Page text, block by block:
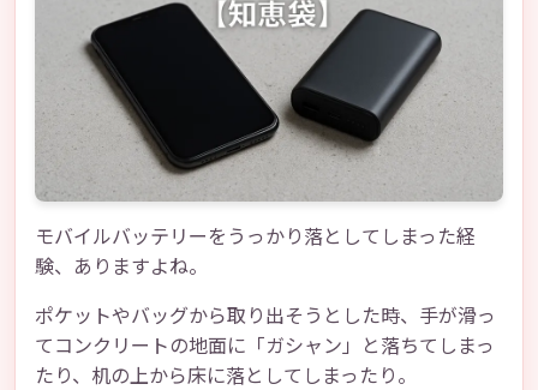
モバイルバッテリーをうっかり落としてしまった経
験、ありますよね。
ポケットやバッグから取り出そうとした時、手が滑っ
てコンクリートの地面に「ガシャン」と落ちてしまっ
たり、机の上から床に落としてしまったり。